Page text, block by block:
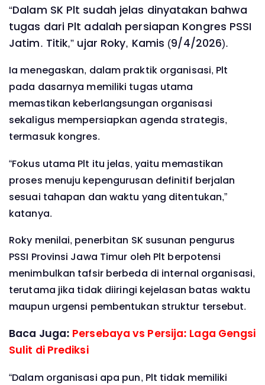
“Dalam SK Plt sudah jelas dinyatakan bahwa
tugas dari Plt adalah persiapan Kongres PSSI
Jatim. Titik,” ujar Roky, Kamis (9/4/2026).
Ia menegaskan, dalam praktik organisasi, Plt
pada dasarnya memiliki tugas utama
memastikan keberlangsungan organisasi
sekaligus mempersiapkan agenda strategis,
termasuk kongres.
“Fokus utama Plt itu jelas, yaitu memastikan
proses menuju kepengurusan definitif berjalan
sesuai tahapan dan waktu yang ditentukan,”
katanya.
Roky menilai, penerbitan SK susunan pengurus
PSSI Provinsi Jawa Timur oleh Plt berpotensi
menimbulkan tafsir berbeda di internal organisasi,
terutama jika tidak diiringi kejelasan batas waktu
maupun urgensi pembentukan struktur tersebut.
Baca Juga: Persebaya vs Persija: Laga Gengsi
Sulit di Prediksi
“Dalam organisasi apa pun, Plt tidak memiliki